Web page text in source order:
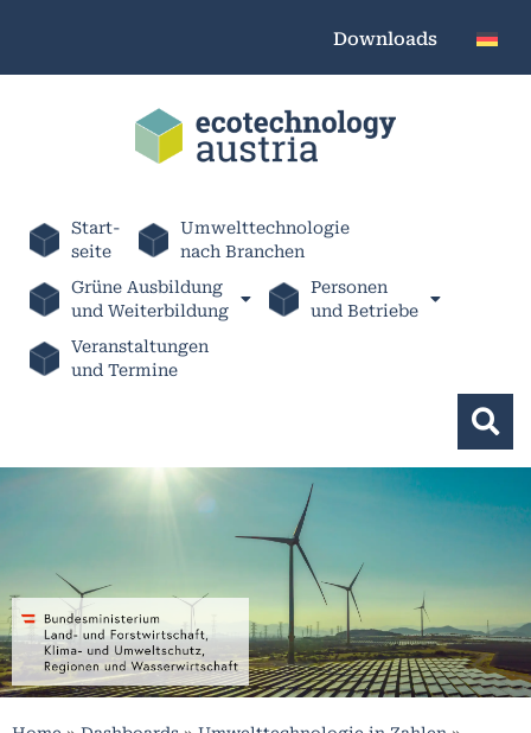
Downloads
Start-
seite
Umwelttechnologie
nach Branchen
Grüne Ausbildung
und Weiterbildung
Personen
und Betriebe
Veranstaltungen
und Termine